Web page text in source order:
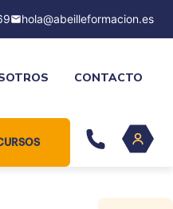
hola@abeilleformacion.es
CONTACTO